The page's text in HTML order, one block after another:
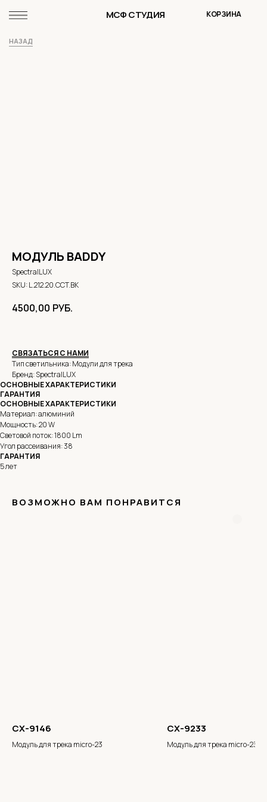
МСФ СТУДИЯ КОРЗИНА
НАЗАД
МОДУЛЬ BADDY
SpectralLUX
SKU:L.212.20.CCT.BK
4500,00 РУБ.
СВЯЗАТЬСЯ С НАМИ
Тип светильника: Модули для трека
Бренд: SpectralLUX
ОСНОВНЫЕ ХАРАКТЕРИСТИКИ
ГАРАНТИЯ
ОСНОВНЫЕ ХАРАКТЕРИСТИКИ
Материал: алюминий
Мощность: 20 W
Световой поток: 1800 Lm
Угол рассеивания: 38
ГАРАНТИЯ
5 лет
ВОЗМОЖНО ВАМ ПОНРАВИТСЯ
CX-9146
Модуль для трека micro-23
CX-9233
Модуль для трека micro-23